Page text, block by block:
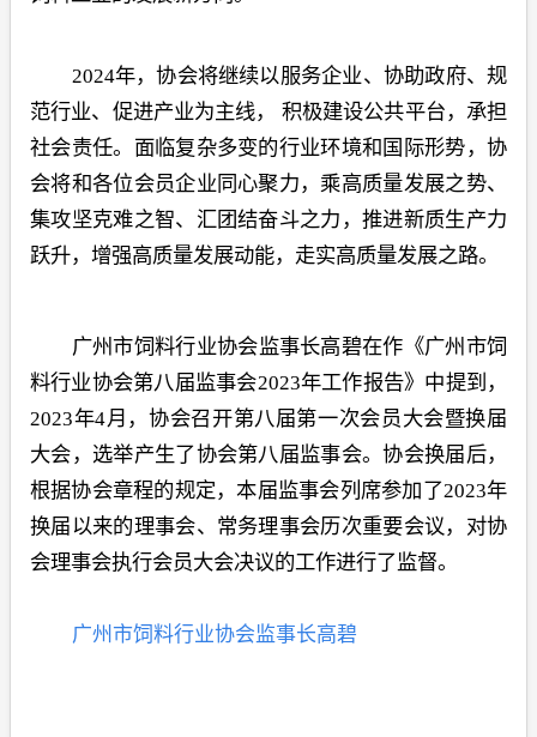
2024年，协会将继续以服务企业、协助政府、规
范行业、促进产业为主线，
积极建设公共平台，承担
社会责任。面临复杂多变的行业环境和国际形势，协
会将和各位会员企业同心聚力，乘高质量发展之势、
集攻坚克难之智、汇团结奋斗之力，推进新质生产力
跃升，增强高质量发展动能，走实高质量发展之路。
广州市饲料行业协会监事长高碧在作《广州市饲
料行业协会第八届监事会2023年工作报告》中提到，
2023年4月，协会召开第八届第一次会员大会暨换届
大会，选举产生了协会第八届监事会。协会换届后，
根据协会章程的规定，本届监事会列席参加了2023年
换届以来的理事会、常务理事会历次重要会议，对协
会理事会执行会员大会决议的工作进行了监督。
广州市饲料行业协会监事长高碧